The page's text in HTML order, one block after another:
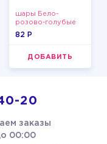
шары Бело-
розово-голубые
пастельные
82 P
ДОБАВИТЬ
20
заказы
00:00